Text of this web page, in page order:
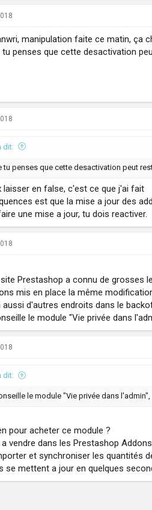
manipulation faite ce matin, ça
penses que cette desactivation
dit:
tu penses que cette desactivation peut
laisser en false, c'est ce que j'ai fait
est que la mise a jour des
une mise a jour, tu dois reactiver.
Prestashop a connu de grosses
mis en place la même
aussi d'autres endroits dans le
le module "Vie privée dans
dit:
le module "Vie privée dans
pour acheter ce module ?
vendre dans les Prestashop Addons
et synchroniser les quantités
se mettent a jour en quelques